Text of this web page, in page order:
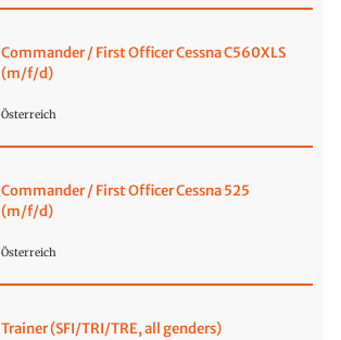
Commander / First Officer Cessna C560XLS
(m/f/d)
Österreich
Commander / First Officer Cessna 525
(m/f/d)
Österreich
Trainer (SFI/TRI/TRE, all genders)